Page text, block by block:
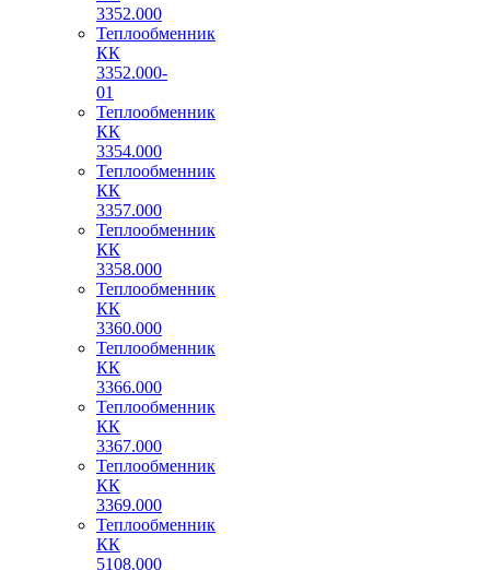
3352.000
Теплообменник
КК
3352.000-
01
Теплообменник
КК
3354.000
Теплообменник
КК
3357.000
Теплообменник
КК
3358.000
Теплообменник
КК
3360.000
Теплообменник
КК
3366.000
Теплообменник
КК
3367.000
Теплообменник
КК
3369.000
Теплообменник
КК
5108.000